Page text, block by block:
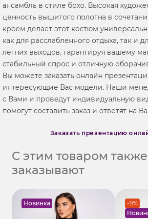
ансамбль в стиле бохо. Высокая
ценность вышитого полотна в
кроем делает этот костюм
как для расслабленного отдыха, так и
летних выходов, гарантируя вашему
стабильный спрос и отличную
Вы можете заказать онлайн
интересующие Вас модели. Наши
с Вами и проведут индивидуальную
помогут составить заказ и ответят на
Заказать презентацию
С этим товаром также
заказывают
Новинка
-9%